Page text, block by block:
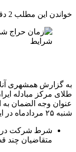
خواندن این مطلب 2 دقیقه زمان میبرد
به گزارش همشهری
طلای مرکز مبادله
شنبه ۲۵ مردادماه در این حراج شرکت کنند.
شرط شرکت در
متقاضیان چند